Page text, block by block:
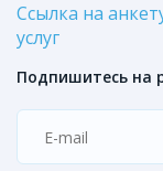
Ссылка на
услуг
Подпишитесь на